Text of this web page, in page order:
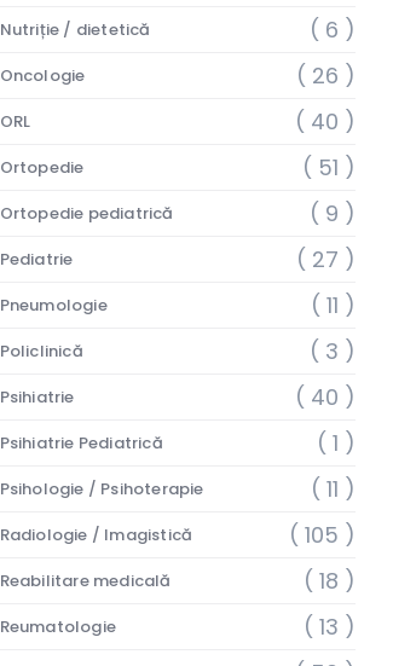
Nutriție / dietetică ( 6 )
Oncologie ( 26 )
ORL ( 40 )
Ortopedie ( 51 )
Ortopedie pediatrică ( 9 )
Pediatrie ( 27 )
Pneumologie ( 11 )
Policlinică ( 3 )
Psihiatrie ( 40 )
Psihiatrie Pediatrică ( 1 )
Psihologie / Psihoterapie ( 11 )
Radiologie / Imagistică ( 105 )
Reabilitare medicală ( 18 )
Reumatologie ( 13 )